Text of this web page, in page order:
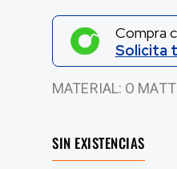
Compra
Solicita
MATERIAL: O
SIN EXISTENCIAS